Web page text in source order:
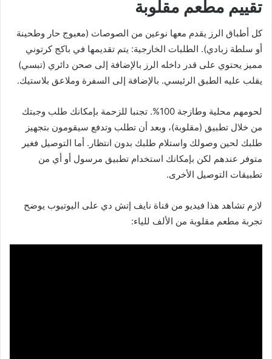
تقييم مطعم مقلوبة
كل أطباق الرز يقدم معها نوعين من الصوصات (معبوج حار وطحينة
أو سلطة زبادي). الطلبات الخارجية: يتم تقديمها في باكج كرتوني
مميز يحتوي على قدر داخله الرز بالإضافة إلى صحن دائري (تبسي)
يقلب عليه الطبق الرئيسي. بالإضافة إلى السفرة وملاعق بلاستيك.
لحومهم محلية وطازجة 100%. تجنبا للزحمة بإمكانك طلب وجبتك
من خلال تطبيق (مقلوبة)، وبعد أن تطلب وتدفع سيقومون بتجهيز
طلبك لحين وصولك واستلام طلبك بدون انتظار. أما التوصيل فغير
متوفر عندهم لكن بإمكانك استخدام تطبيق مرسول أو أي من
تطبيقات التوصيل الأخرى.
لازم تشاهد هذا فيديو من قناة نايف إتش دي على اليوتيوب يوضح
تجربة مطعم مقلوبة من الألف للياء: